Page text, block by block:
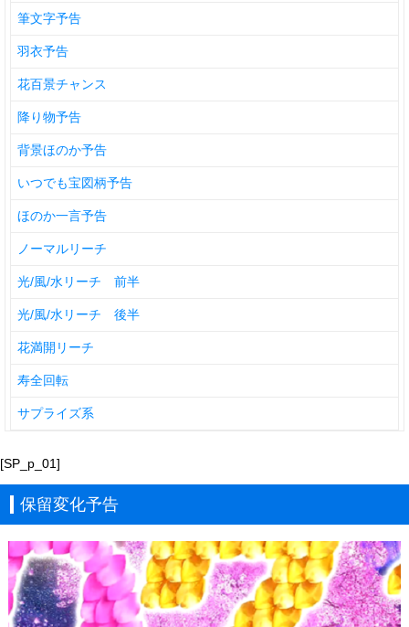
筆文字予告
羽衣予告
花百景チャンス
降り物予告
背景ほのか予告
いつでも宝図柄予告
ほのか一言予告
ノーマルリーチ
光/風/水リーチ 前半
光/風/水リーチ 後半
花満開リーチ
寿全回転
サプライズ系
[SP_p_01]
保留変化予告